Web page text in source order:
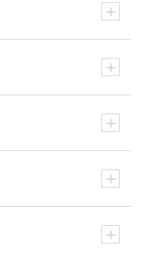
+
+
+
+
+